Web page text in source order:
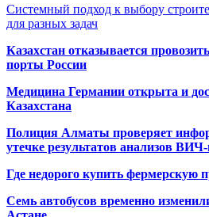
Системный подход к выбору
для разных задач
Казахстан отказывается
порты России
Медицина Германии открыта и
Казахстана
Полиция Алматы проверяет
утечке результатов анализов
Где недорого купить
Семь автобусов временно